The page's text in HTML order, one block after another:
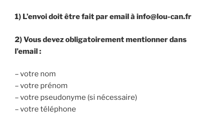
1) L’envoi doit être fait par email à info@lou-can.fr
2) Vous devez obligatoirement mentionner dans
l’email :
– votre nom
– votre prénom
– votre pseudonyme (si nécessaire)
– votre téléphone